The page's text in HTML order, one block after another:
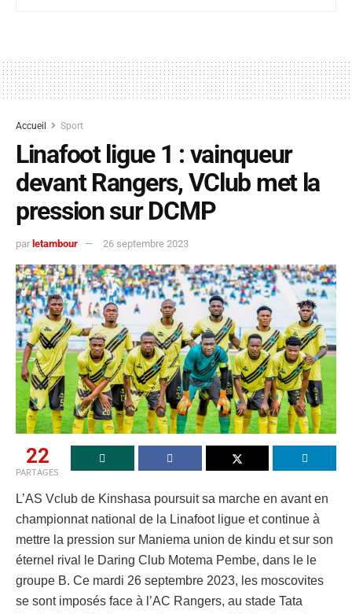
Accueil Sport
Linafoot ligue 1 : vainqueur
devant Rangers, VClub met la
pression sur DCMP
par letambour 26 septembre 2023
22
PARTAGES
L’AS Vclub de Kinshasa poursuit sa marche en avant en
championnat national de la Linafoot ligue et continue à
mettre la pression sur Maniema union de kindu et sur son
éternel rival le Daring Club Motema Pembe, dans le le
groupe B. Ce mardi 26 septembre 2023, les moscovites
se sont imposés face à l’AC Rangers, au stade Tata